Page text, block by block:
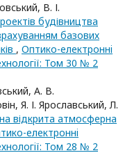
В. І.
будівництва
базових
, Оптико-електроннi
Том 30 № 2
А. В.
Я. І. Ярославський, Л.
відкрита атмосферна
електроннi
Том 28 № 2